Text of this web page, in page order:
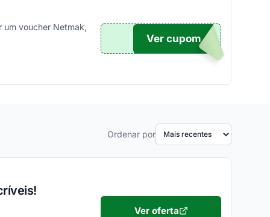
um voucher Netmak,
DIGO
Ver cupom
Ordenar por
Ver oferta